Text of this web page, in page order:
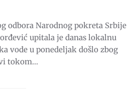
odbora Narodnog pokreta Srbije
upitala je danas lokalnu
vode u ponedeljak došlo zbog
tokom...